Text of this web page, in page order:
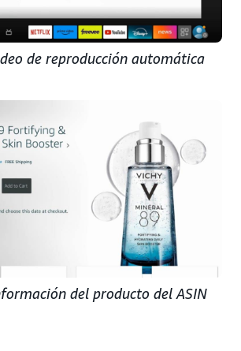
de reproducción automática
del producto del ASIN